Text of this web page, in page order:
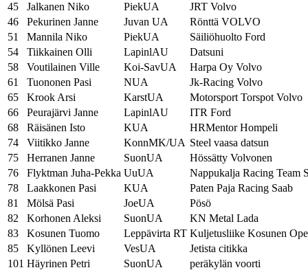
45
Jalkanen Niko PiekUA
JRT Volvo
46
Pekurinen Janne Juvan UA
Rönttä VOLVO
51
Mannila Niko PiekUA
Säiliöhuolto Ford
54
Tiikkainen Olli LapinlAU
Datsuni
58
Voutilainen Ville Koi-SavUA
Harpa Oy Volvo
61
Tuononen Pasi NUA
Jk-Racing Volvo
65
Krook Arsi KarstUA
Motorsport Torspot Volvo
66
Peurajärvi Janne LapinlAU
ITR Ford
68
Räisänen Isto KUA
HRMentor Hompeli
74
Viitikko Janne KonnMK/UA Steel vaasa datsun
75
Herranen Janne SuonUA
Hössätty Volvonen
76
Flyktman Juha-Pekka UuUA
Nappukalja Racing Team
78
Laakkonen Pasi KUA
Paten Paja Racing Saab
81
Mölsä Pasi JoeUA
Pösö
82
Korhonen Aleksi SuonUA
KN Metal Lada
83
Kosunen Tuomo Leppävirta RT Kuljetusliike Kosunen
85
Kyllönen Leevi VesUA
Jetista citikka
101 Häyrinen Petri SuonUA
peräkylän voorti